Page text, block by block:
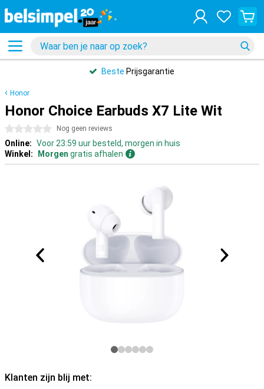
Beste Prijsgarantie
Honor
Honor Choice Earbuds X7 Lite Wit
0 sterren Nog geen reviews
Online: Voor 23:59 uur besteld, morgen in huis
Winkel:
Morgen gratis afhalen
Klanten zijn blij met: